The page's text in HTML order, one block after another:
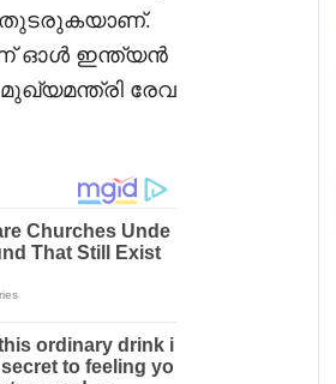
തുടരുകയാണ്.
ഓൾ ഇന്ത്യൻ
രേവ